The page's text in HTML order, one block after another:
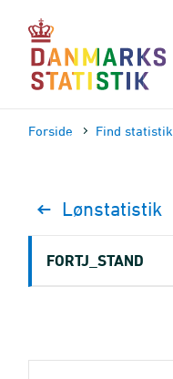
sidens
indhold
Forside Find statistik
Lønstatistik
FORTJ_STAND